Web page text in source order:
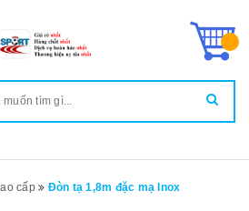
cấp Đòn tạ 1,8m đặc mạ Inox